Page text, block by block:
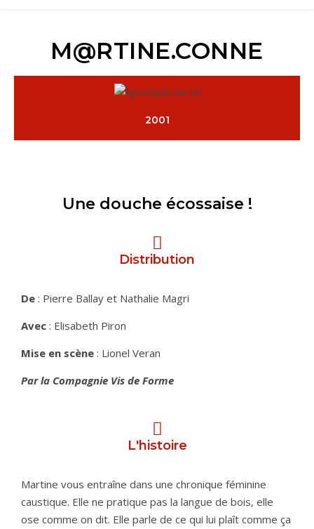
M@RTINE.CONNE
2001
Une douche écossaise !
Distribution
De : Pierre Ballay et Nathalie Magri
Avec : Elisabeth Piron
Mise en scène : Lionel Veran
Par la Compagnie Vis de Forme
L'histoire
Martine vous entraîne dans une chronique féminine
caustique. Elle ne pratique pas la langue de bois, elle
ose comme on dit. Elle parle de ce qui lui plaît comme ça